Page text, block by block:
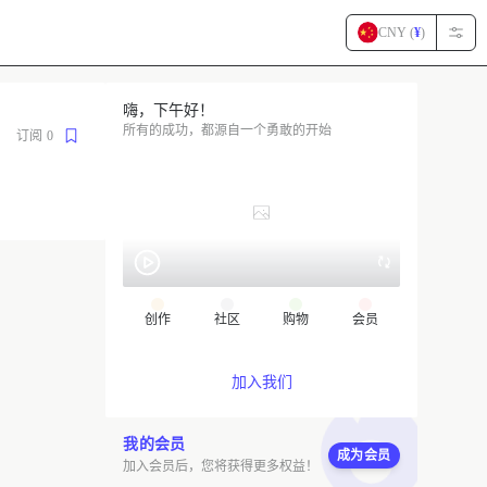
CNY (¥)
订阅 0
嗨，下午好！
所有的成功，都源自一个勇敢的开始
创作 社区 购物 会员
加入我们
我的会员
加入会员后，您将获得更多权益！
成为会员